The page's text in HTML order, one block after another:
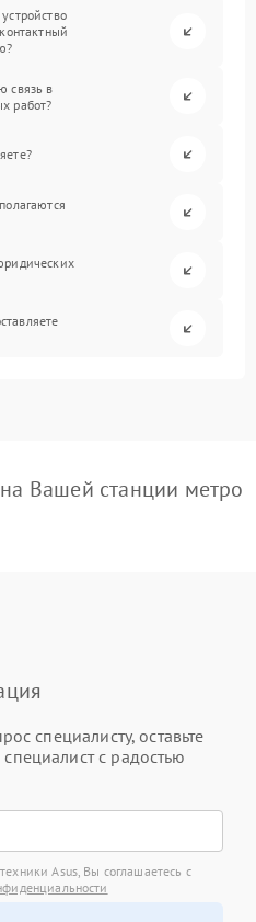
связь в
работ?
Вашей станции метро
специалисту, оставьте
с радостью
Asus, Вы соглашаетесь с